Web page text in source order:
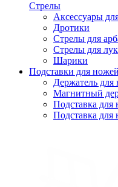
Стрелы
Аксессуары
Дротики
Стрелы для
Стрелы для
Шарики
Подставки для ножей
Держатель для
Магнитный
Подставка для
Подставка для